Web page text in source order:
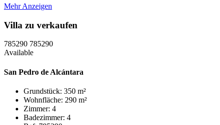
Mehr Anzeigen
Villa zu verkaufen
785290 785290
Available
San Pedro de Alcántara
Grundstück: 350 m²
Wohnfläche: 290 m²
Zimmer: 4
Badezimmer: 4